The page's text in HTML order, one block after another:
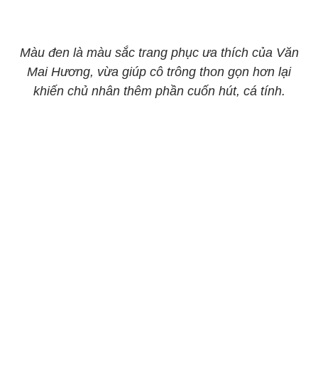
Màu đen là màu sắc trang phục ưa thích của Văn
Mai Hương, vừa giúp cô trông thon gọn hơn lại
khiến chủ nhân thêm phần cuốn hút, cá tính.